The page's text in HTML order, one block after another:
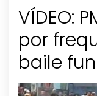
VÍDEO:
por
baile